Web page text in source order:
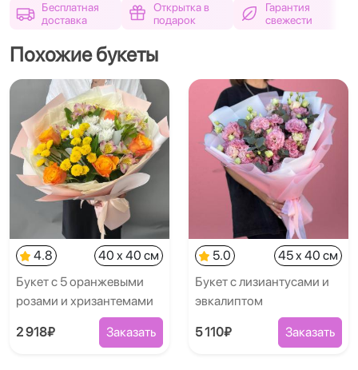
Бесплатная
доставка
Открытка в
подарок
Гарантия
свежести
Похожие букеты
4.8
40 x 40 см
Букет с 5 оранжевыми
розами и хризантемами
2 918₽ Заказать
5.0
45 x 40 см
Букет с лизиантусами и
эвкалиптом
5 110₽ Заказать